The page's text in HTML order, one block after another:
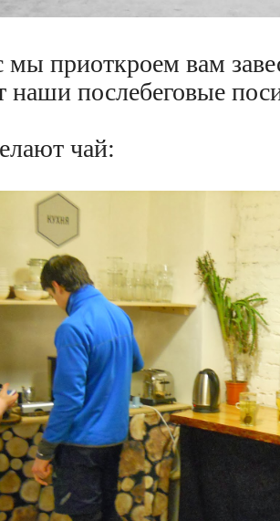
мы приоткроем вам
наши послебеговые
чай: